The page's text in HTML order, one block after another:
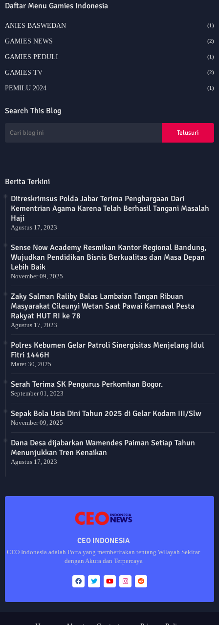
Daftar Menu Gamies Indonesia
ANIES BASWEDAN (1)
GAMIES NEWS (2)
GAMIES PEDULI (1)
GAMIES TV (2)
PEMILU 2024 (1)
Search This Blog
Berita Terkini
Ditreskrimsus Polda Jabar Terima Penghargaan Dari
Kementrian Agama Karena Telah Berhasil Tangani Masalah
Haji
Agustus 17, 2023
Sense Now Academy Resmikan Kantor Regional Bandung,
Wujudkan Pendidikan Bisnis Berkualitas dan Masa Depan
Lebih Baik
November 09, 2025
Zaky Salman Raliby Balas Lambaian Tangan Ribuan
Masyarakat Cileunyi Wetan Saat Pawai Karnaval Pesta
Rakyat HUT RI ke 78
Agustus 17, 2023
Polres Kebumen Gelar Patroli Sinergisitas Menjelang Idul
Fitri 1446H
Maret 30, 2025
Serah Terima SK Pengurus Perkomhan Bogor.
September 01, 2023
Sepak Bola Usia Dini Tahun 2025 di Gelar Kodam III/Slw
November 09, 2025
Dana Desa dijabarkan Wamendes Paiman Setiap Tahun
Menunjukkan Tren Kenaikan
Agustus 17, 2023
CEO INDONESIA
CEO Indonesia adalah Porta yang memberitakan tentang Wilayah Sekitar
dengan Akura dan Terpercaya